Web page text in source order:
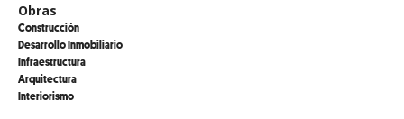
Obras
Construcción
Desarrollo Inmobiliario
Infraestructura
Arquitectura
Interiorismo